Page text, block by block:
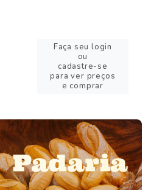
Faça seu login
ou
cadastre-se
para ver preços
e comprar